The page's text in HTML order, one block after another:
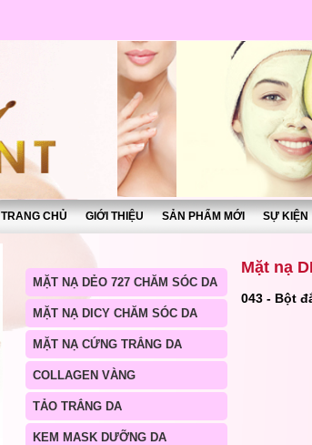
TRANG CHỦ GIỚI THIỆU SẢN PHẨM MỚI SỰ KIỆN
MẶT NẠ DẺO 727 CHĂM SÓC DA
MẶT NẠ DICY CHĂM SÓC DA
MẶT NẠ CỨNG TRẮNG DA
COLLAGEN VÀNG
TẢO TRẮNG DA
KEM MASK DƯỠNG DA
Mặt nạ
043 - Bột